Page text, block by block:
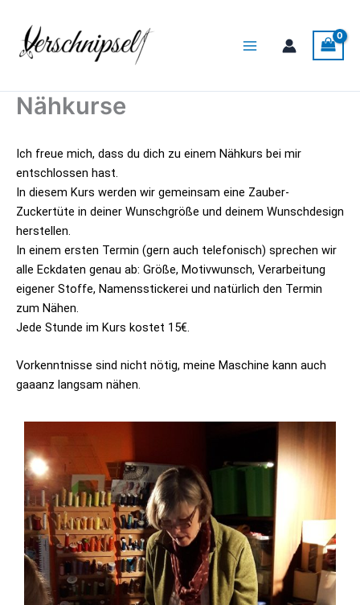
Inhalt
springen
Menu
Nähkurse
Ich freue mich, dass du dich zu einem Nähkurs bei mir
entschlossen hast.
In diesem Kurs werden wir gemeinsam eine Zauber-
Zuckertüte in deiner Wunschgröße und deinem Wunschdesign
herstellen.
In einem ersten Termin (gern auch telefonisch) sprechen wir
alle Eckdaten genau ab: Größe, Motivwunsch, Verarbeitung
eigener Stoffe, Namensstickerei und natürlich den Termin
zum Nähen.
Jede Stunde im Kurs kostet 15€.
Vorkenntnisse sind nicht nötig, meine Maschine kann auch
gaaanz langsam nähen.